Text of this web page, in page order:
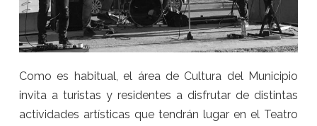
Como es habitual, el área de Cultura del Municipio
invita a turistas y residentes a disfrutar de distintas
actividades artísticas que tendrán lugar en el Teatro